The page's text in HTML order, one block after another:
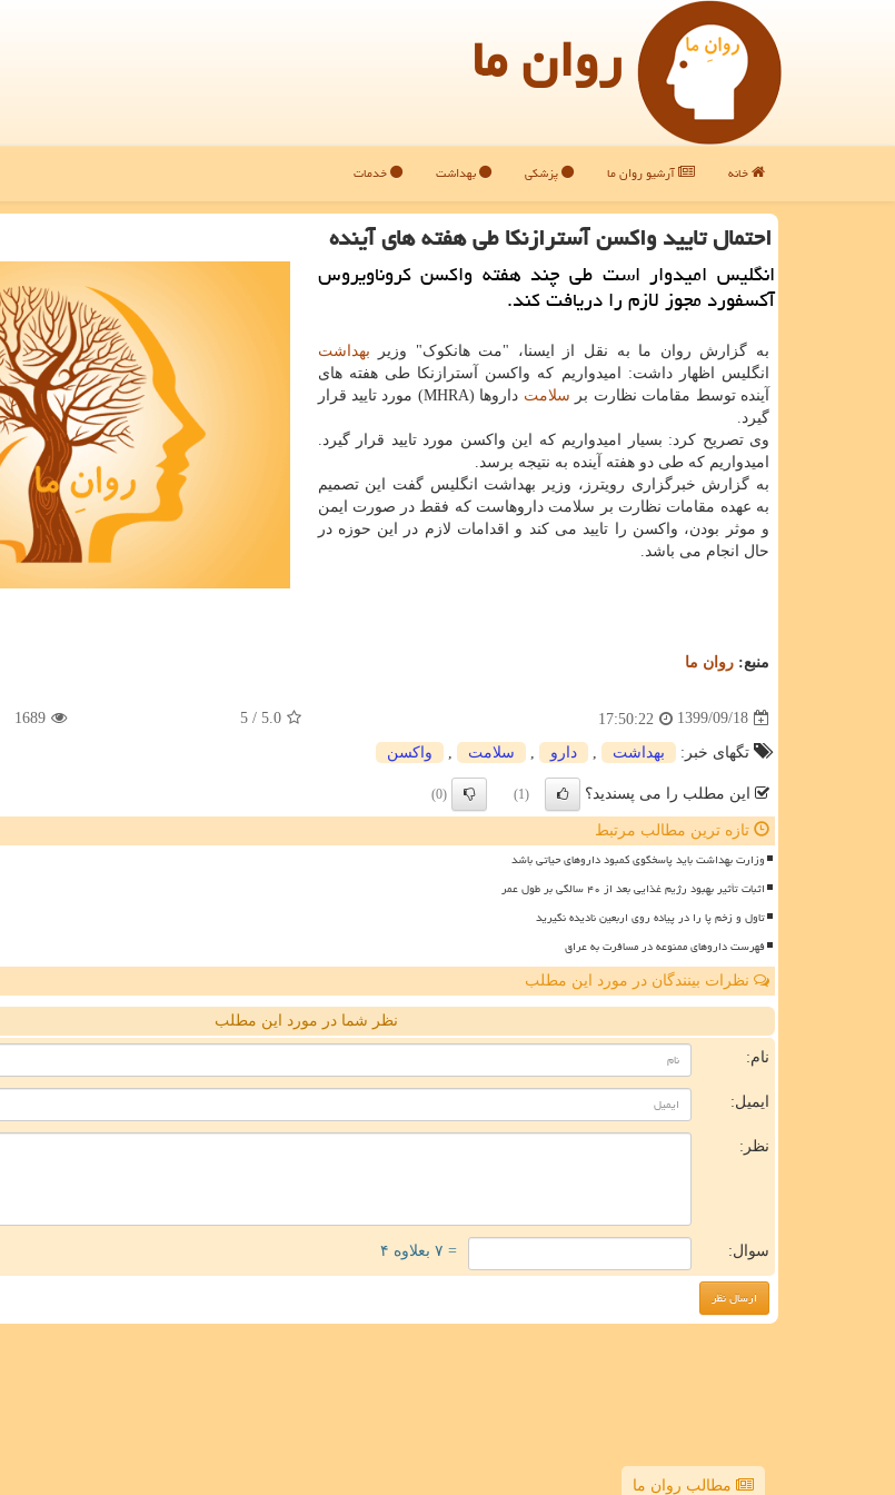
روان ما
خانه آرشیو روان ما پزشکی بهداشت خدمات
احتمال تایید واكسن آسترازنكا طی هفته های آینده
انگلیس امیدوار است طی چند هفته واکسن کروناویروس
آکسفورد مجوز لازم را دریافت کند.
به گزارش روان ما به نقل از ایسنا، "مت هانکوک" وزیر بهداشت
انگلیس اظهار داشت: امیدواریم که واکسن آسترازنکا طی هفته های
آینده توسط مقامات نظارت بر سلامت
داروها (MHRA) مورد تایید قرار
گیرد.
وی تصریح کرد: بسیار امیدواریم که این واکسن مورد تایید قرار گیرد.
امیدواریم که طی دو هفته آینده به نتیجه برسد.
به گزارش خبرگزاری رویترز، وزیر بهداشت انگلیس گفت این تصمیم
به عهده مقامات نظارت بر سلامت داروهاست که فقط در صورت ایمن
و موثر بودن، واکسن را تایید می کند و اقدامات لازم در این حوزه در
حال انجام می باشد.
منبع: روان ما
1399/09/18
17:50:22
5.0
/ 5
1689
تگهای خبر: بهداشت دارو سلامت واكسن
این مطلب را می پسندید؟ (1)
(0)
تازه ترین مطالب مرتبط
وزارت بهداشت باید پاسخگوی کمبود داروهای حیاتی باشد
اثبات تأثیر بهبود رژیم غذایی بعد از ۴۰ سالگی بر طول عمر
تاول و زخم پا را در پیاده روی اربعین نادیده نگیرید
فهرست داروهای ممنوعه در مسافرت به عراق
نظرات بینندگان در مورد این مطلب
نظر شما در مورد این مطلب
نام:
ایمیل:
نظر:
سوال: = ۷ بعلاوه ۴
مطالب روان ما